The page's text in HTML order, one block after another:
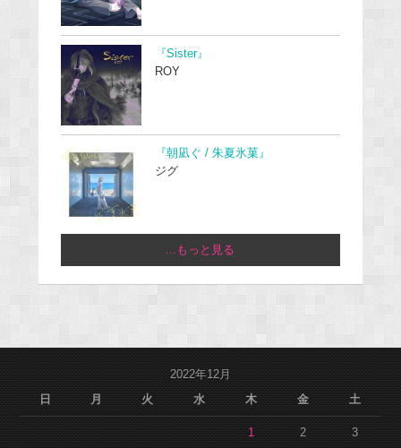
『Sister』
ROY
『朝凪ぐ / 朱夏氷菓』
ジグ
...もっと見る
2022年12月
日
月 火 水 木 金 土
1 2 3